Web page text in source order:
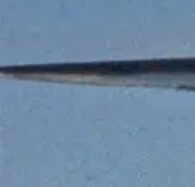
Tarkista
Ei saatavilla